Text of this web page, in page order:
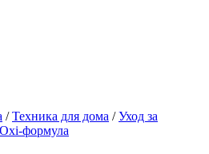
/Техника для дома /Уход за
формула